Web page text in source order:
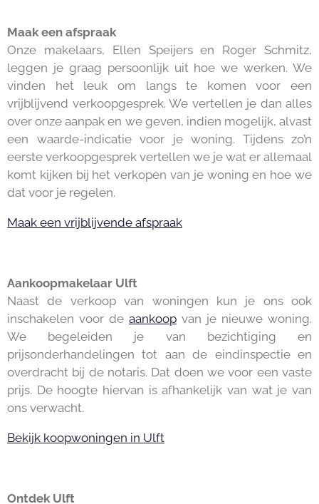
Maak een afspraak
Onze makelaars, Ellen Speijers en Roger Schmitz,
leggen je graag persoonlijk uit hoe we werken. We
vinden het leuk om langs te komen voor een
vrijblijvend verkoopgesprek. We vertellen je dan alles
over onze aanpak en we geven, indien mogelijk, alvast
een waarde-indicatie voor je woning. Tijdens zo’n
eerste verkoopgesprek vertellen we je wat er allemaal
komt kijken bij het verkopen van je woning en hoe we
dat voor je regelen.
Maak een vrijblijvende afspraak
Aankoopmakelaar Ulft
Naast de verkoop van woningen kun je ons ook
inschakelen voor de aankoop van je nieuwe woning.
We begeleiden je van bezichtiging en
prijsonderhandelingen tot aan de eindinspectie en
overdracht bij de notaris. Dat doen we voor een vaste
prijs. De hoogte hiervan is afhankelijk van wat je van
ons verwacht.
Bekijk koopwoningen in Ulft
Ontdek Ulft